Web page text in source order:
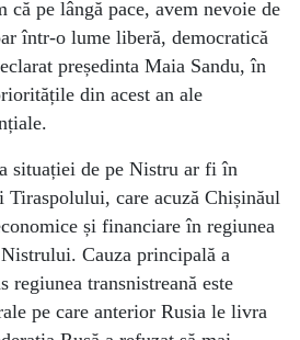
că pe lângă pace, avem nevoie de
într-o lume liberă, democratică
președinta Maia Sandu, în
din acest an ale
situației de pe Nistru ar fi în
Tiraspolului, care acuză Chișinăul
și financiare în regiunea
Cauza principală a
regiunea transnistreană este
pe care anterior Rusia le livra